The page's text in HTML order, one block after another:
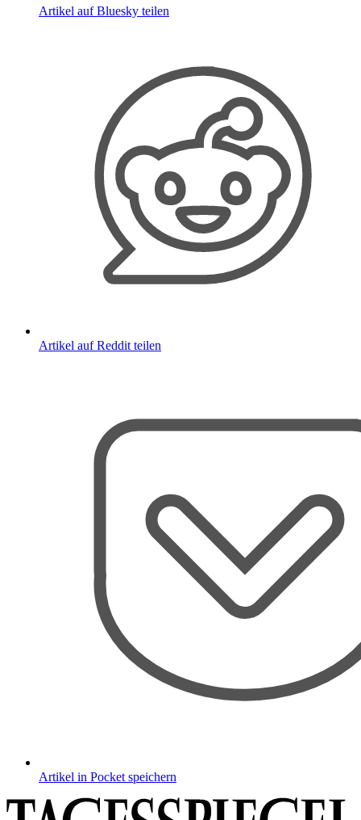
Artikel auf Bluesky teilen
Artikel auf Reddit teilen
Artikel in Pocket speichern